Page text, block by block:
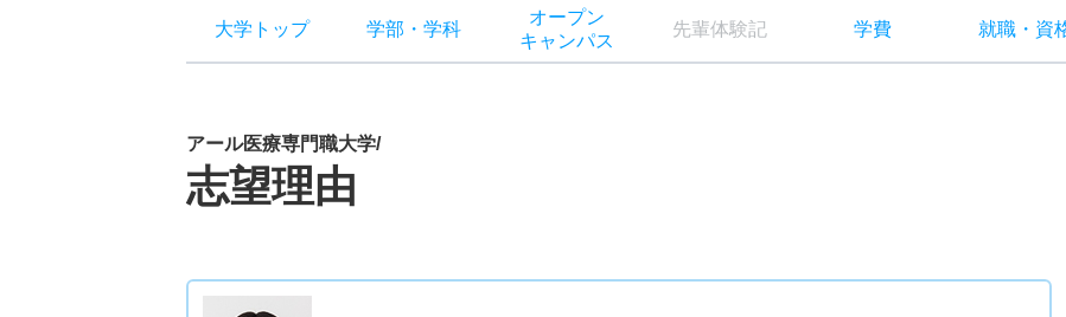
大学トップ 学部 ・ 学科
オープン
キャンパス
先輩体験記 学費 就職・ 資
アール医療専門職大学/
志望理由